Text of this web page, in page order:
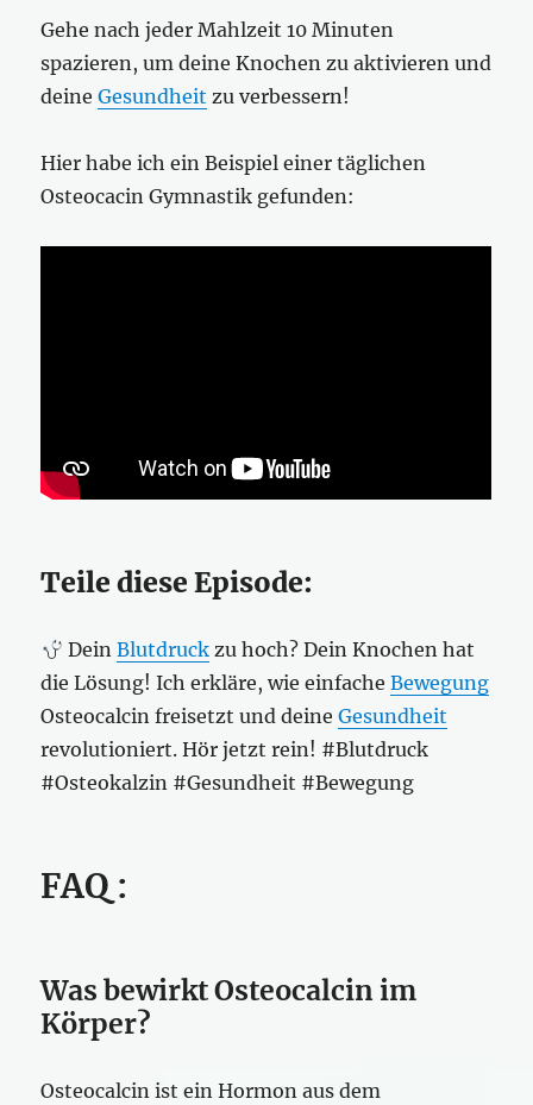
Gehe nach jeder Mahlzeit 10 Minuten
spazieren, um deine Knochen zu aktivieren und
deineGesundheit zu verbessern!
Hier habe ich ein Beispiel einer täglichen
Osteocacin Gymnastik gefunden:
Teile diese Episode:
Dein Blutdruckzu hoch? Dein Knochen hat
die Lösung! Ich erkläre, wie einfacheBewegung
Osteocalcin freisetzt und deineGesundheit
revolutioniert. Hör jetzt rein! #Blutdruck
#Osteokalzin #Gesundheit #Bewegung
FAQ :
Was bewirkt Osteocalcin im
Körper?
Osteocalcin ist ein Hormon aus dem